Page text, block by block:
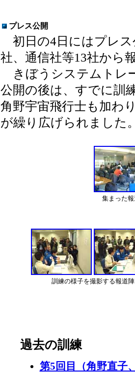
プレス公開
初日の4日にはプレス
社、通信社等13社から
きぼうシステムトレ
公開の後は、すでに訓
角野宇宙飛行士も加わ
が繰り広げられました
集まった
訓練の様子を撮影する報道陣
過去の訓練
第5回目（角野直子